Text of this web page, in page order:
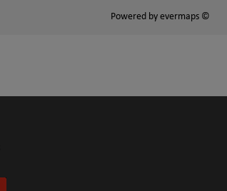
Powered by evermaps ©